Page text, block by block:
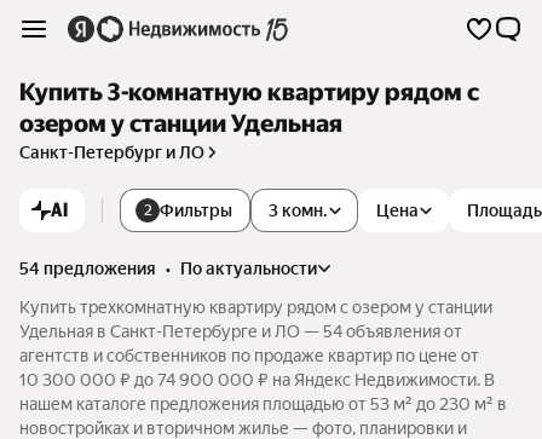
Купить 3-комнатную квартиру рядом с
озером у станции Удельная
Санкт-Петербург и ЛО
AI 2 Фильтры 3 комн. Цена Площадь
54 предложения •
по актуальности
Купить трехкомнатную квартиру рядом с озером у станции
Удельная в Санкт-Петербурге и ЛО — 54 объявления от
агентств и собственников по продаже квартир по цене от
10 300 000 ₽ до 74 900 000 ₽ на Яндекс Недвижимости. В
нашем каталоге предложения площадью от 53 м² до 230 м² в
новостройках и вторичном жилье — фото, планировки и